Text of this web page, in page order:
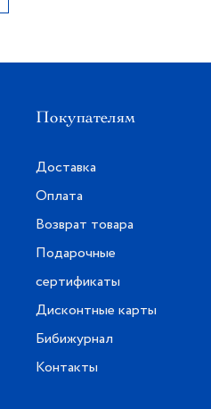
Покупателям
Доставка
Оплата
Возврат товара
Подарочные
сертификаты
Дисконтные карты
Бибижурнал
Контакты